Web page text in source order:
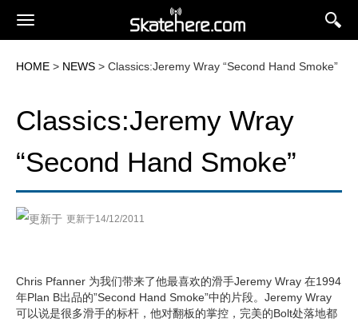
HOME > NEWS > Classics:Jeremy Wray “Second Hand Smoke”
Classics:Jeremy Wray
“Second Hand Smoke”
更新于14/12/2011
Chris Pfanner 为我们带来了他最喜欢的滑手Jeremy Wray 在1994
年Plan B出品的”Second Hand Smoke”中的片段。Jeremy Wray
可以说是很多滑手的标杆，他对翻板的掌控，完美的Bolt处落地都